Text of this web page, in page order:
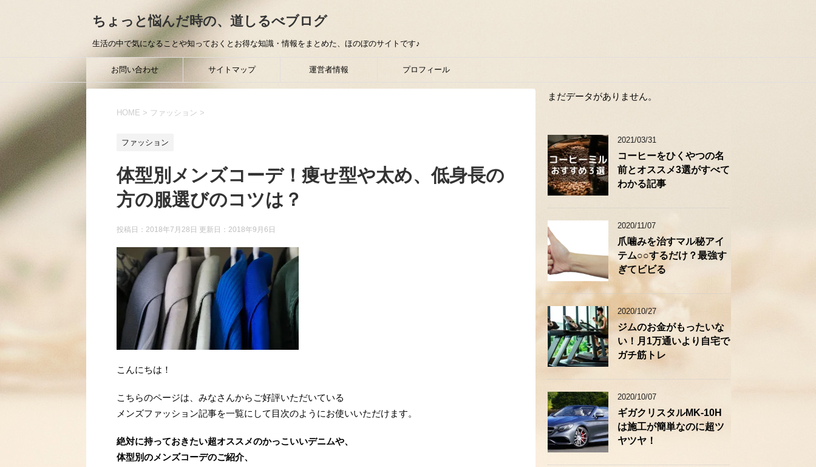
ちょっと悩んだ時の、道しるべブログ
生活の中で気になることや知っておくとお得な知識・情報をまとめた、ほのぼのサイトです♪
お問い合わせ サイトマップ 運営者情報 プロフィール
HOME > ファッション >
ファッション
体型別メンズコーデ！痩せ型や太め、低身長の
方の服選びのコツは？
投稿日：2018年7月28日 更新日： 2018年9月6日
こんにちは！
こちらのページは、みなさんからご好評いただいている
メンズファッション記事を一覧にして目次のようにお使いいただけます。
絶対に持っておきたい超オススメのかっこいいデニムや、
体型別のメンズコーデのご紹介、
まだデータがありません。
2021/03/31
コーヒーをひくやつの名
前とオススメ3選がすべて
わかる記事
2020/11/07
爪噛みを治すマル秘アイ
テム○○するだけ？最強す
ぎてビビる
2020/10/27
ジムのお金がもったいな
い！月1万通いより自宅で
ガチ筋トレ
2020/10/07
ギガクリスタルMK-10H
は施工が簡単なのに超ツ
ヤツヤ！